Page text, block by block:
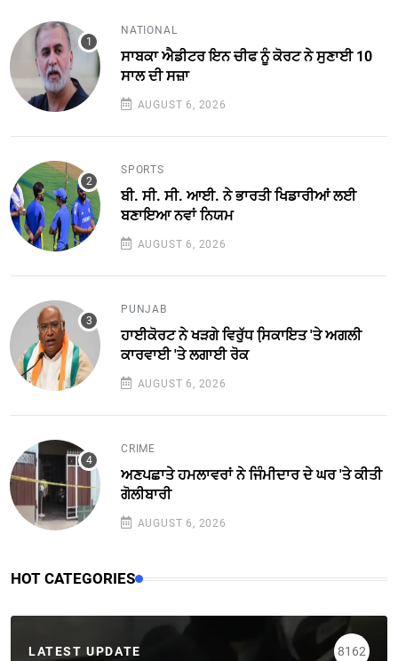
NATIONAL
ਸਾਬਕਾ ਐਡੀਟਰ ਇਨ ਚੀਫ ਨੂੰ ਕੋਰਟ ਨੇ ਸੁਣਾਈ 10
ਸਾਲ ਦੀ ਸਜ਼ਾ
AUGUST 6, 2026
SPORTS
ਬੀ. ਸੀ. ਸੀ. ਆਈ. ਨੇ ਭਾਰਤੀ ਖਿਡਾਰੀਆਂ ਲਈ
ਬਣਾਇਆ ਨਵਾਂ ਨਿਯਮ
AUGUST 6, 2026
PUNJAB
ਹਾਈਕੋਰਟ ਨੇ ਖੜਗੇ ਵਿਰੁੱਧ ਸਿ਼ਕਾਇਤ 'ਤੇ ਅਗਲੀ
ਕਾਰਵਾਈ 'ਤੇ ਲਗਾਈ ਰੋਕ
AUGUST 6, 2026
CRIME
ਅਣਪਛਾਤੇ ਹਮਲਾਵਰਾਂ ਨੇ ਜਿੰਮੀਦਾਰ ਦੇ ਘਰ 'ਤੇ ਕੀਤੀ
ਗੋਲੀਬਾਰੀ
AUGUST 6, 2026
HOT CATEGORIES
LATEST UPDATE 8162